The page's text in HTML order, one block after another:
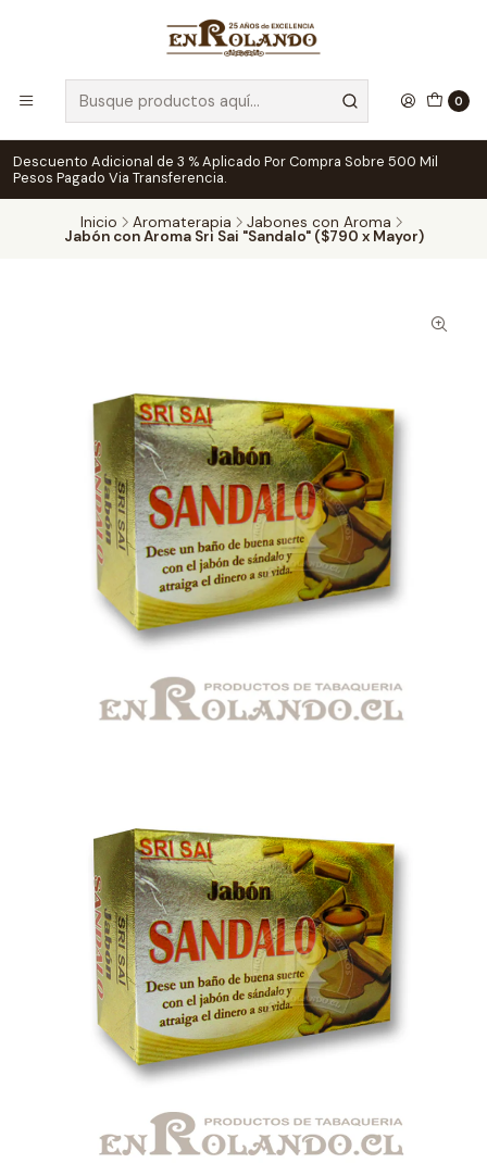
0
Descuento Adicional de 3 % Aplicado Por Compra Sobre 500 Mil
Pesos Pagado Via Transferencia.
Inicio Aromaterapia Jabones con Aroma
Jabón con Aroma Sri Sai "Sandalo" ($790 x Mayor)